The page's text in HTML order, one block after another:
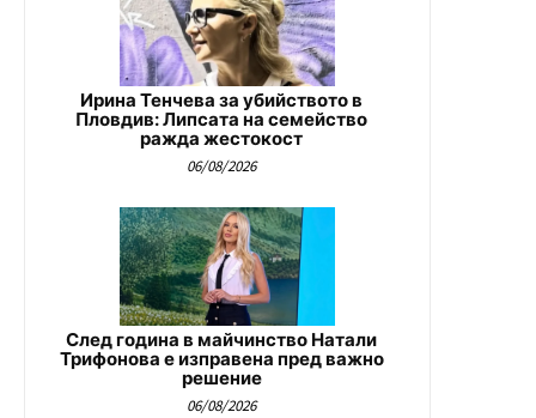
Ирина Тенчева за убийството в
Пловдив: Липсата на семейство
ражда жестокост
06/08/2026
След година в майчинство Натали
Трифонова е изправена пред важно
решение
06/08/2026